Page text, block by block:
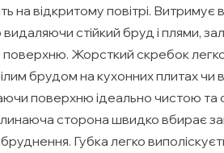
на відкритому повітрі.
стійкий бруд і плями,
поверхню. Жорсткий скребок
брудом на кухонних плитах
поверхню ідеально чистою
сторона швидко вбирає
Губка легко